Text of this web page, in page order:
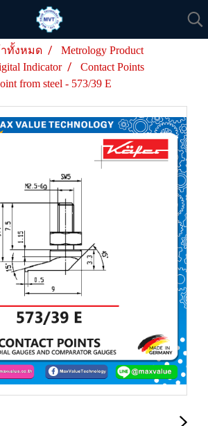
ทั้งหมด
Metrology Product
Indicator
Contact Points
from steel - 573/39 E